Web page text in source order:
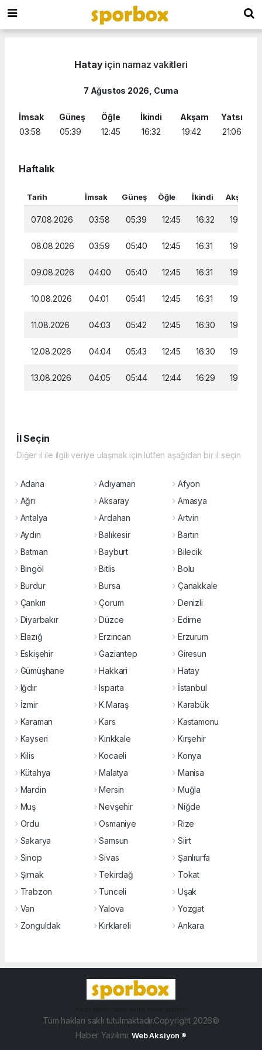
Hatayiçin namaz vakitleri
7 Ağustos 2026, Cuma
İmsak
03:58
Güneş
05:39
Öğle
12:45
İkindi
16:32
Akşam
19:42
Yatsı
21:06
Haftalık
Tarih İmsak Güneş Öğle İkindi Akşam
07.08.2026 03:58 05:39 12:45 16:32 19:42
08.08.2026 03:59 05:40 12:45 16:31 19:41
09.08.2026 04:00 05:40 12:45 16:31 19:39
10.08.2026 04:01 05:41 12:45 16:31 19:38
11.08.2026 04:03 05:42 12:45 16:30 19:37
12.08.2026 04:04 05:43 12:45 16:30 19:36
13.08.2026 04:05 05:44 12:44 16:29 19:35
İl Seçin
Diğer il ile ilgili veriye ulaşmak için lütfen aşağıdan bir il seçin
Adana Adıyaman
Afyon
Ağrı
Aksaray
Amasya
Antalya
Ardahan
Artvin
Aydın
Balıkesir
Bartın
Batman
Bayburt
Bilecik
Bingöl
Bitlis
Bolu
Burdur
Bursa
Çanakkale
Çankırı
Çorum
Denizli
Diyarbakır
Düzce
Edirne
Elazığ
Erzincan
Erzurum
Eskişehir
Gaziantep
Giresun
Gümüşhane
Hakkari
Hatay
Iğdır
Isparta
İstanbul
İzmir
K.Maraş
Karabük
Karaman
Kars
Kastamonu
Kayseri
Kırıkkale
Kırşehir
Kilis
Kocaeli
Konya
Kütahya
Malatya
Manisa
Mardin
Mersin
Muğla
Muş
Nevşehir
Niğde
Ordu
Osmaniye
Rize
Sakarya
Samsun
Siirt
Sinop
Sivas
Şanlıurfa
Şırnak
Tekirdağ
Tokat
Trabzon
Tunceli
Uşak
Van
Yalova
Yozgat
Zonguldak
Kırklareli Ankara
Tüm hakları saklı tutulmaktadır.Copyright 2026©
Haber Yazılımı:Web Aksiyon ®